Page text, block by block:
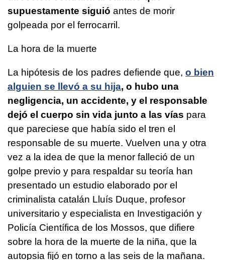
supuestamente siguió antes de morir
golpeada por el ferrocarril.
La hora de la muerte
La hipótesis de los padres defiende que, o bien
alguien se llevó a su hija, o hubo una
negligencia, un accidente, y el responsable
dejó el cuerpo sin vida junto a las vías para
que pareciese que había sido el tren el
responsable de su muerte. Vuelven una y otra
vez a la idea de que la menor falleció de un
golpe previo y para respaldar su teoría han
presentado un estudio elaborado por el
criminalista catalán Lluís Duque, profesor
universitario y especialista en Investigación y
Policía Científica de los Mossos, que difiere
sobre la hora de la muerte de la niña, que la
autopsia fijó en torno a las seis de la mañana.